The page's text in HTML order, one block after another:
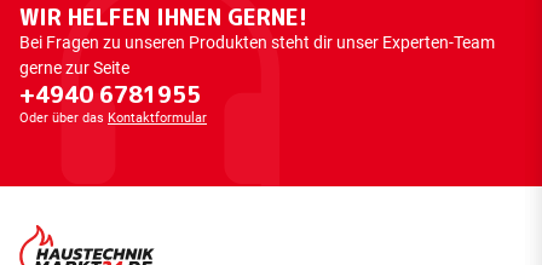
WIR HELFEN IHNEN GERNE!
Bei Fragen zu unseren Produkten steht dir unser Experten-Team
gerne zur Seite
+4940 6781955
Oder über das Kontaktformular